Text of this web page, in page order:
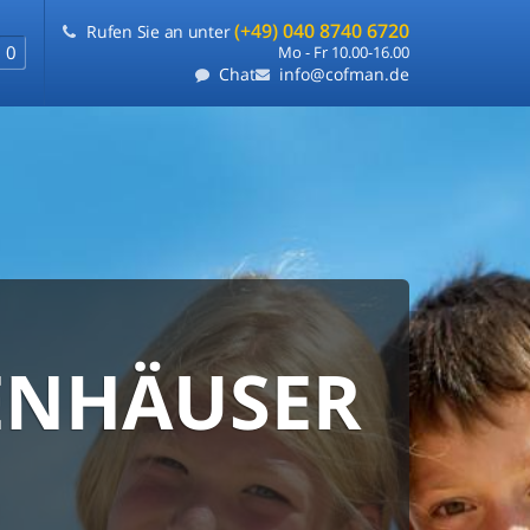
0
Rufen Sie an unter(+49) 040 8740 6720
Mo - Fr 10.00-16.00
Chat info@cofman.de
auf einer Seite
UND